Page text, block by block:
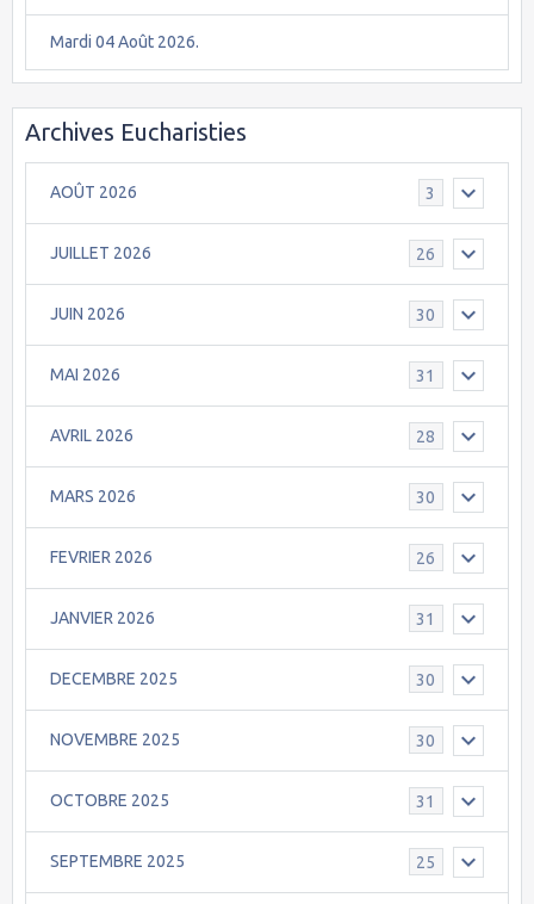
Mardi 04 Août 2026.
Archives Eucharisties
AOÛT 2026 3
JUILLET 2026 26
JUIN 2026 30
MAI 2026 31
AVRIL 2026 28
MARS 2026 30
FEVRIER 2026 26
JANVIER 2026 31
DECEMBRE 2025 30
NOVEMBRE 2025 30
OCTOBRE 2025 31
SEPTEMBRE 2025 25